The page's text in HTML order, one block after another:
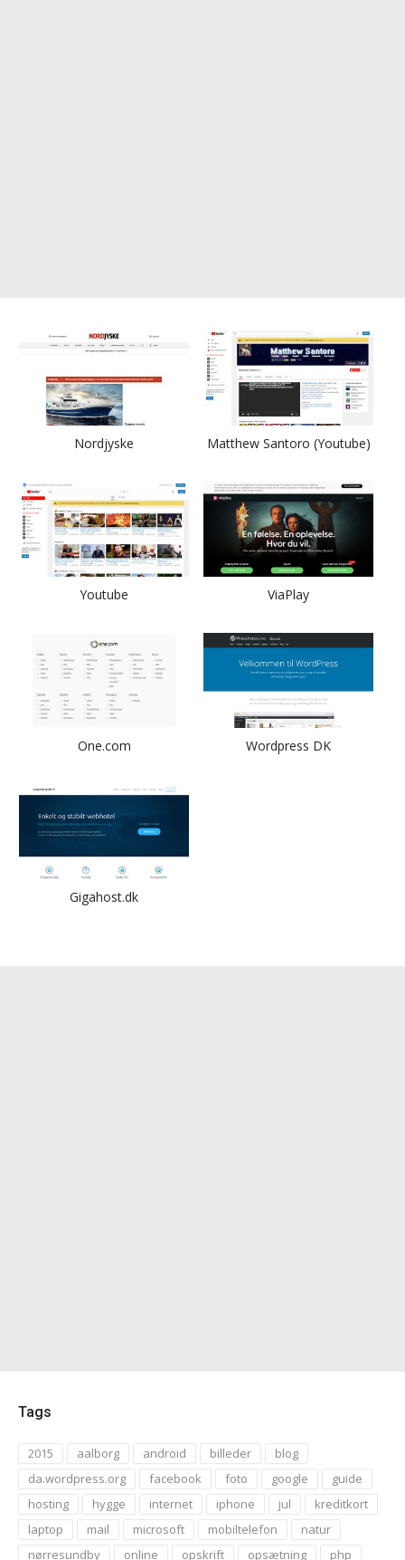
Nordjyske Matthew Santoro (Youtube)
Youtube ViaPlay
One.com Wordpress DK
Gigahost.dk
Tags
2015 aalborg android billeder
blog
da.wordpress.org
facebook foto google
guide
hosting
hygge internet iphone jul
kreditkort
laptop
mail microsoft mobiltelefon
natur
nørresundby
online opskrift opsætning php